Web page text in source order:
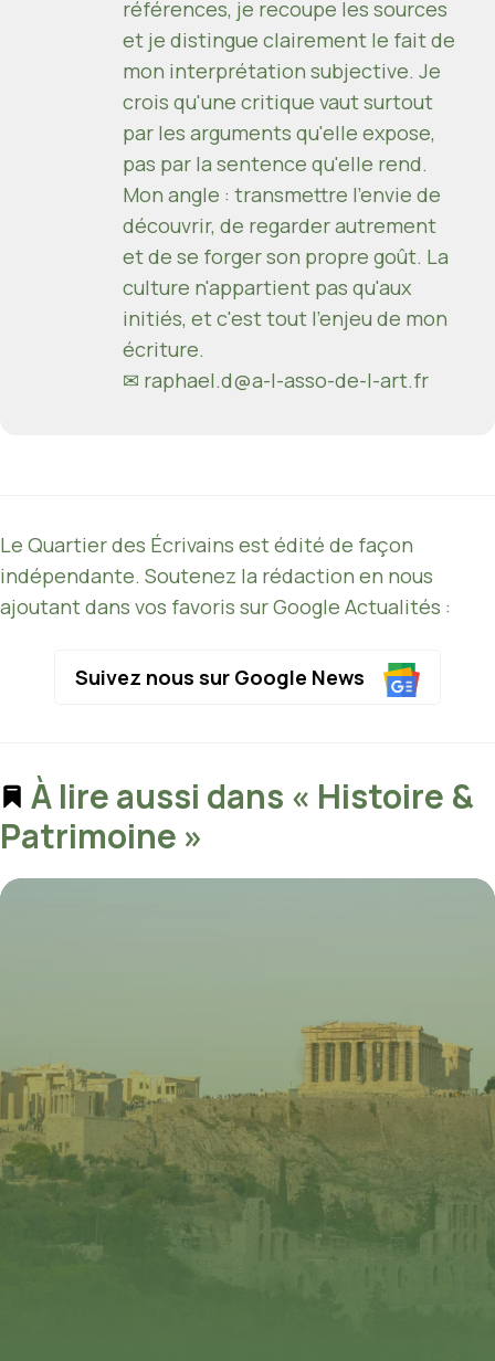
références, je recoupe les sources
et je distingue clairement le fait de
mon interprétation subjective. Je
crois qu'une critique vaut surtout
par les arguments qu'elle expose,
pas par la sentence qu'elle rend.
Mon angle : transmettre l'envie de
découvrir, de regarder autrement
et de se forger son propre goût. La
culture n'appartient pas qu'aux
initiés, et c'est tout l'enjeu de mon
écriture.
✉ raphael.d@a-l-asso-de-l-art.fr
Le Quartier des Écrivains est édité de façon
indépendante. Soutenez la rédaction en nous
ajoutant dans vos favoris sur Google Actualités :
Suivez nous sur Google News
À lire aussi dans « Histoire &
Patrimoine »